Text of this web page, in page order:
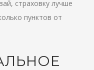
страховку лучше
пунктов от